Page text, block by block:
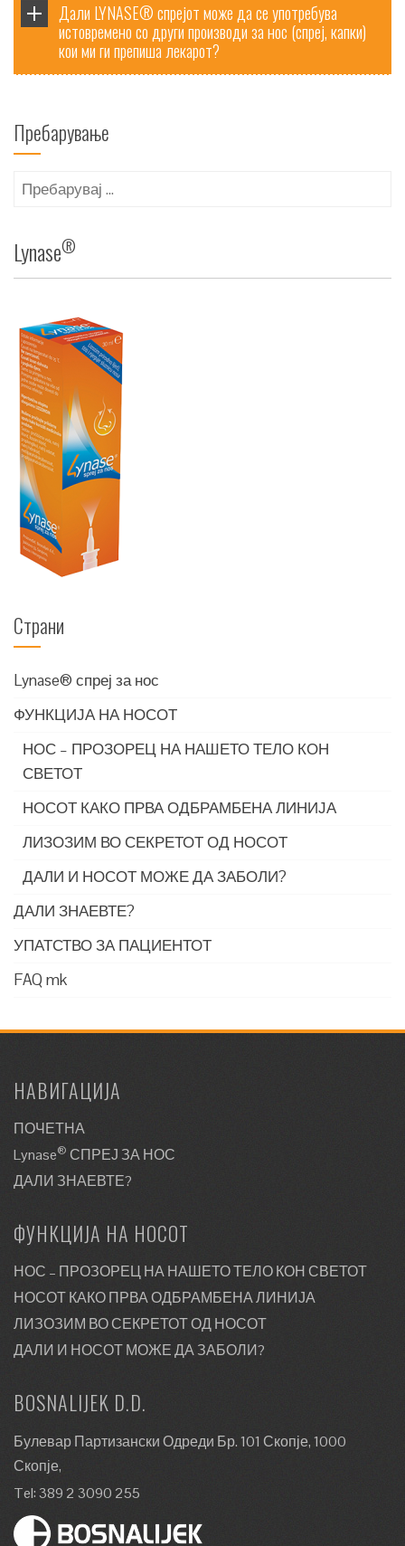
Дали LYNASE® спрејот може да се употребува
истовремено со други производи за нос (спреј, капки)
кои ми ги препиша лекарот?
Пребарување
Пребарувај
Lynase®
Страни
Lynase® спреј за нос
ФУНКЦИЈА НА НОСОТ
НОС – ПРОЗОРЕЦ НА НАШЕТО ТЕЛО КОН
СВЕТОТ
НОСОТ КАКО ПРВА ОДБРАМБЕНА ЛИНИЈА
ЛИЗОЗИМ ВО СЕКРЕТОТ ОД НОСОТ
ДАЛИ И НОСОТ МОЖЕ ДА ЗАБОЛИ?
ДАЛИ ЗНАЕВТЕ?
УПАТСТВО ЗА ПАЦИЕНТОТ
FAQ mk
НАВИГАЦИЈА
ПОЧЕТНА
Lynase® СПРЕЈ ЗА НОС
ДАЛИ ЗНАЕВТЕ?
ФУНКЦИЈА НА НОСОТ
НОС – ПРОЗОРЕЦ НА НАШЕТО ТЕЛО КОН СВЕТОТ
НОСОТ КАКО ПРВА ОДБРАМБЕНА ЛИНИЈА
ЛИЗОЗИМ ВО СЕКРЕТОТ ОД НОСОТ
ДАЛИ И НОСОТ МОЖЕ ДА ЗАБОЛИ?
BOSNALIJEK D.D.
Булевар Партизански Одреди Бр. 101 Скопје, 1000
Скопје,
Tel: 389 2 3090 255